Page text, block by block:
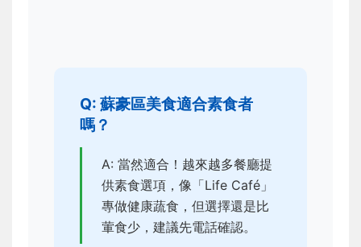
Q: 蘇豪區美食適合素食者
嗎？
A: 當然適合！越來越多餐廳提
供素食選項，像「Life Café」
專做健康蔬食，但選擇還是比
葷食少，建議先電話確認。